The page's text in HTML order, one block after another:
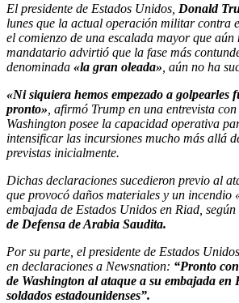
El presidente de Estados Unidos, Donald
lunes que la actual operación militar contra
el comienzo de una escalada mayor que aún
mandatario advirtió que la fase más
denominada «la gran oleada» , aún no ha
«Ni siquiera hemos empezado a golpearles
pronto» , afirmó Trump en una entrevista
Washington posee la capacidad operativa
intensificar las incursiones mucho más allá
previstas inicialmente.
Dichas declaraciones sucedieron previo al
que provocó daños materiales y un incendio
embajada de Estados Unidos en Riad,
de Defensa de Arabia Saudita.
Por su parte, el presidente de Estados Unidos,
en declaraciones a Newsnation: “Pronto
de Washington al ataque a su embajada en
soldados estadounidenses”.